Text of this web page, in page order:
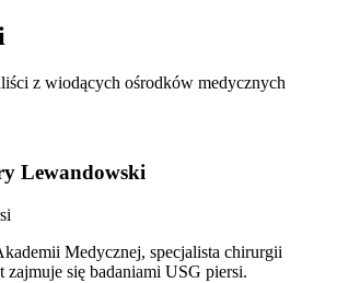
z wiodących ośrodków medycznych
Lewandowski
Medycznej, specjalista chirurgii
się badaniami USG piersi.